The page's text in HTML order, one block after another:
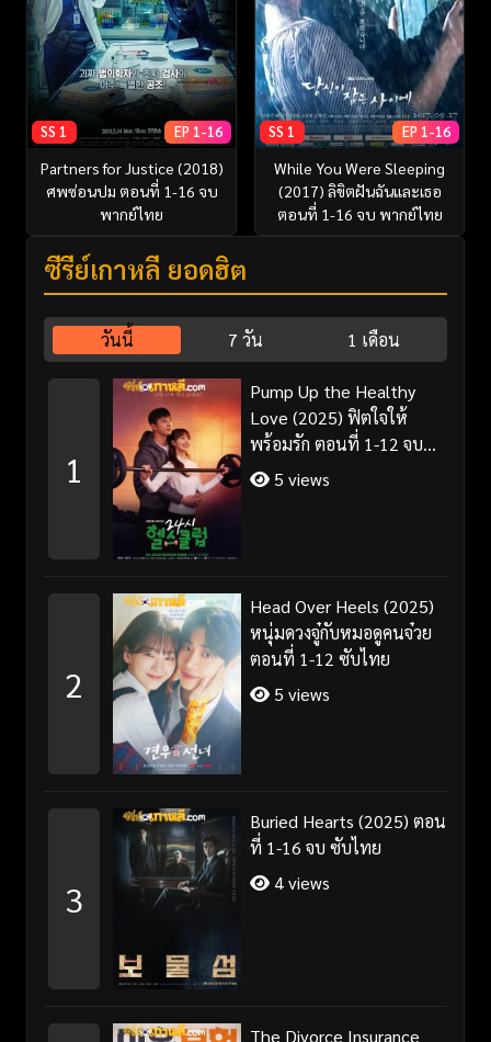
SS 1 EP 1-16
Partners for Justice (2018)
ศพซ่อนปม ตอนที่ 1-16 จบ
พากย์ไทย
SS 1 EP 1-16
While You Were Sleeping
(2017) ลิขิตฝันฉันและเธอ
ตอนที่ 1-16 จบ พากย์ไทย
ซีรี่ย์เกาหลี ยอดฮิต
วันนี้ 7 วัน 1 เดือน
1
Pump Up the Healthy
Love (2025) ฟิตใจให้
พร้อมรัก ตอนที่ 1-12 จบ
พากย์ไทย/ซับไทย
5 views
2
Head Over Heels (2025)
หนุ่มดวงจู๋กับหมอดูคนจ๋วย
ตอนที่ 1-12 ซับไทย
5 views
3
Buried Hearts (2025) ตอน
ที่ 1-16 จบ ซับไทย
4 views
The Divorce Insurance